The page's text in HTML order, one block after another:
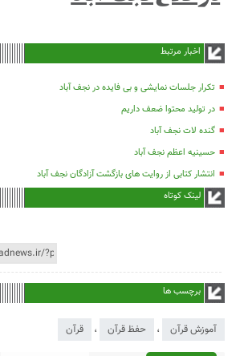
اخبار مرتبط
تکرار جلسات نمایشی و بی فایده در نجف آباد
در تولید محتوا ضعف داریم
گنده لات نجف آباد
حسینیه اعظم نجف آباد
انتشار کتابی از روایت های بازگشت آزادگان نجف آباد
لینک کوتاه
برچسب ها
آموزش قرآن ، حفظ قرآن ، قرآن